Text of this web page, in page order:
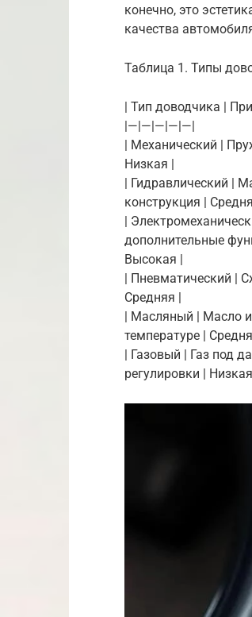
конечно, это
качества
Таблица 1. Типы
| Тип доводчика |
|—|—|—|—|—|
| Механический |
Низкая |
| Гидравлический |
конструкция |
|
дополнительные
Высокая |
| Пневматический |
Средняя |
| Масляный | Масло и
температуре |
| Газовый | Газ под
регулировки |